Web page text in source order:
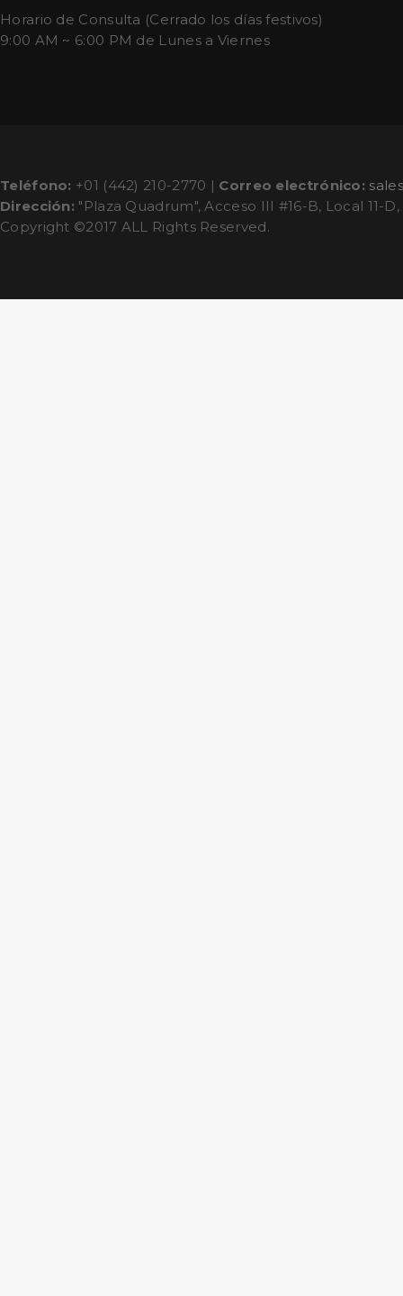
Horario de Consulta (Cerrado los días festivos)
9:00 AM ~ 6:00 PM de Lunes a Viernes
Teléfono: +01 (442) 210-2770 | Correo electrónico:
Dirección: "Plaza Quadrum", Acceso III #16-B, Local 11-
Copyright ©2017 ALL Rights Reserved.